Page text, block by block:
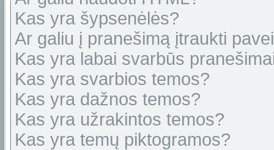
Kas yra šypsenėlės?
Ar galiu į pranešimą įtraukti
Kas yra labai svarbūs
Kas yra svarbios temos?
Kas yra dažnos temos?
Kas yra užrakintos temos?
Kas yra temų piktogramos?